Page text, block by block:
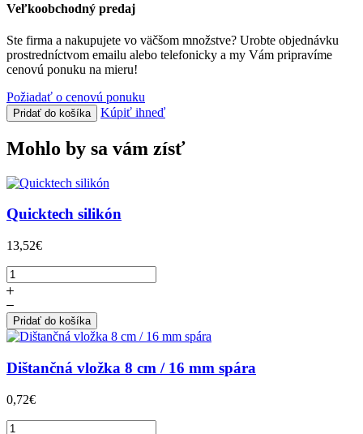
Veľkoobchodný predaj
Ste firma a nakupujete vo väčšom množstve? Urobte objednávku
prostredníctvom emailu alebo telefonicky a my Vám pripravíme
cenovú ponuku na mieru!
Požiadať o cenovú ponuku
Pridať do košíka Kúpiť ihneď
Mohlo by sa vám zísť
Quicktech silikón
13,52€
Pridať do košíka
Dištančná vložka 8 cm / 16 mm spára
0,72€